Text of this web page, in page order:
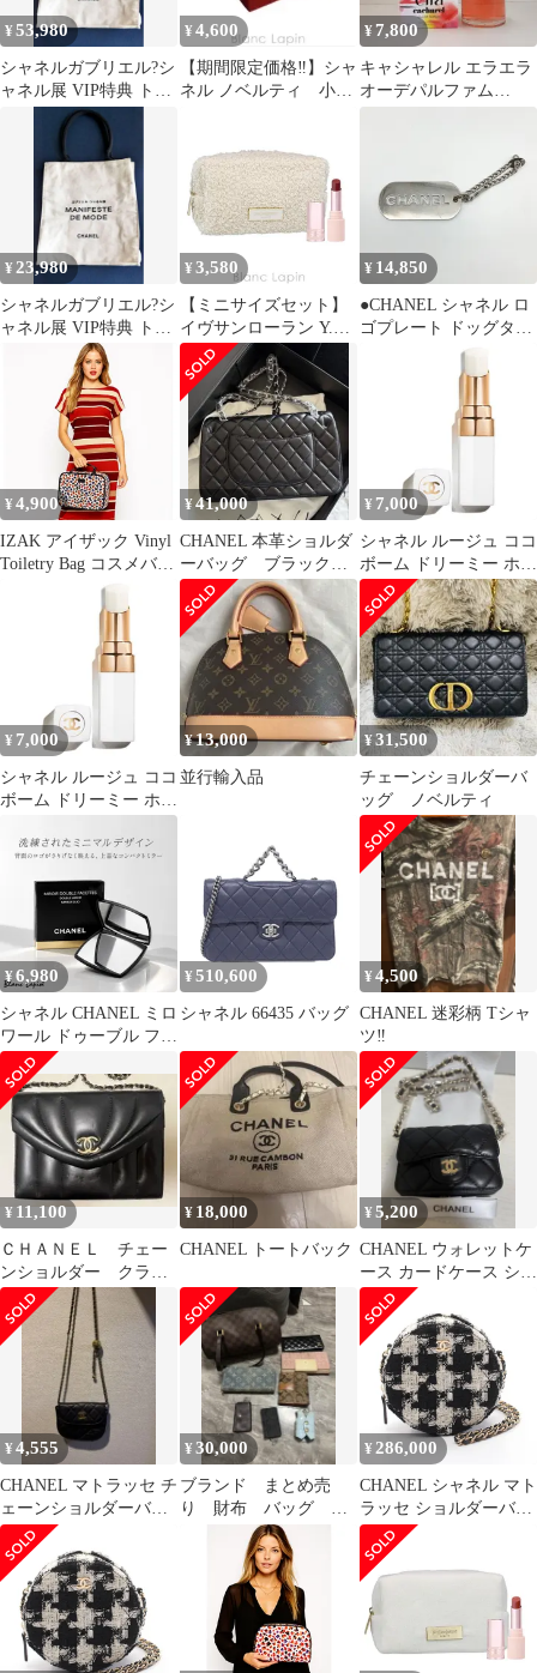
¥53,980
シャネルガブリエル?シ
ャネル展 VIP特典 トー
トバッグ
¥ 4,600
【期間限定価格‼︎】シャ
ネル ノベルティ 小物
¥ 7,800
キャシャレル エラエラ
オーデパルファム
100ml 香水
¥ 23,980
シャネルガブリエル?シ
ャネル展 VIP特典 トー
¥ 3,580
【ミニサイズセット】
イヴサンローラン Y.S.L
ミニラブシャインポー
チセット #4 1g ミニサ
イズセット [102573]
¥ 14,850
●CHANEL シャネル ロ
ゴプレート ドッグタグ
キーホルダー キーチャ
ーム バッグチャーム 04
V 【中古】 Bランク
¥4,900
IZAK アイザック Vinyl
Toiletry Bag コスメバッ
グ 化粧バッグ プチフラ
¥41,000
CHANEL 本革ショルダ
ーバッグ ブラック
新品未使用
¥ 7,000
シャネル ルージュ ココ
ボーム ドリーミー ホワ
イト [並行輸入品]
¥ 7,000
シャネル ルージュ ココ
ボーム ドリーミー ホワ
¥13,000
並行輸入品
¥31,500
チェーンショルダーバ
ッグ ノベルティ
¥6,980
シャネル CHANEL ミロ
ワール ドゥーブル ファ
セット ダブルミラー ミ
ラー [553718/375008]
¥ 510,600
シャネル 66435 バッグ
¥4,500
CHANEL 迷彩柄 Tシャ
ツ‼️
¥ 11,100
ＣＨＡＮＥＬ チェー
ンショルダー クラッ
チ ブラック オール
ドシャネル 並行輸入
¥ 18,000
CHANEL トートバック
¥5,200
CHANEL ウォレットケ
ース カードケース ショ
ルダー
¥4,555
CHANEL マトラッセ チ
ェーンショルダーバッ
グ ブラック 並行輸入品
¥30,000
ブランド まとめ売
り 財布 バッグ
CHANEL ルイヴィト
¥286,000
CHANEL シャネル マト
ラッセ ショルダーバッ
グ